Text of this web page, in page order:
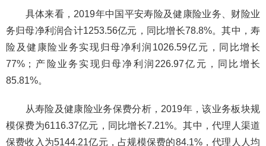
具体来看，2019年中国平安寿险及健康险业务、财险业
务归母净利润合计1253.56亿元，同比增长78.8%。其中，寿
险及健康险业务实现归母净利润1026.59亿元，同比增长
77%；产险业务实现归母净利润226.97亿元，同比增长
85.81%。
从寿险及健康险业务保费分析，2019年，该业务板块规
模保费为6116.37亿元，同比增长7.21%。其中，代理人渠道
保费收入为5144.21亿元，占规模保费的84.1%，代理人人均